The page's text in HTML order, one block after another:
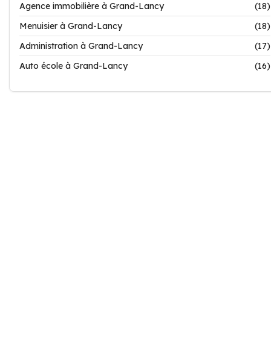
Agence immobilière à Grand-Lancy
(18)
Menuisier à Grand-Lancy
(18)
Administration à Grand-Lancy
(17)
Auto école à Grand-Lancy
(16)